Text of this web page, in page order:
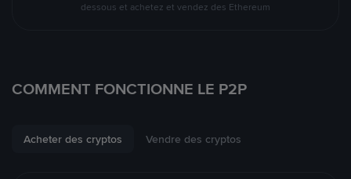
dessous et achetez et vendez des Ethereum
COMMENT FONCTIONNE LE P2P
Acheter des cryptos Vendre des cryptos